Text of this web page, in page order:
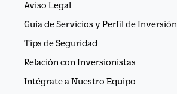
Aviso Legal
Guía de Servicios y Perfil de Inversión
Tips de Seguridad
Relación con Inversionistas
Intégrate a Nuestro Equipo